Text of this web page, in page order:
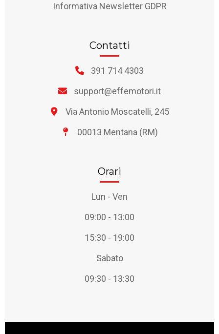
Informativa Newsletter GDPR
Contatti
391 714 4303
support@effemotori.it
Via Antonio Moscatelli, 245
00013 Mentana (RM)
Orari
Lun - Ven
09:00 - 13:00
15:30 - 19:00
Sabato
09:30 - 13:30